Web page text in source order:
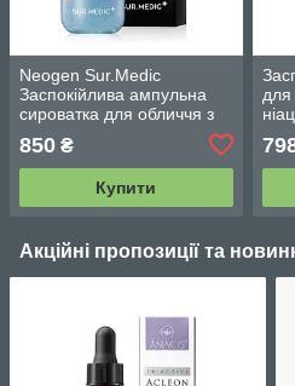
Neogen Sur.Medic
Заспокійлива ампульна
сироватка для обличчя з
80мл
850 ₴
Купити
для
Акційні пропозиції та